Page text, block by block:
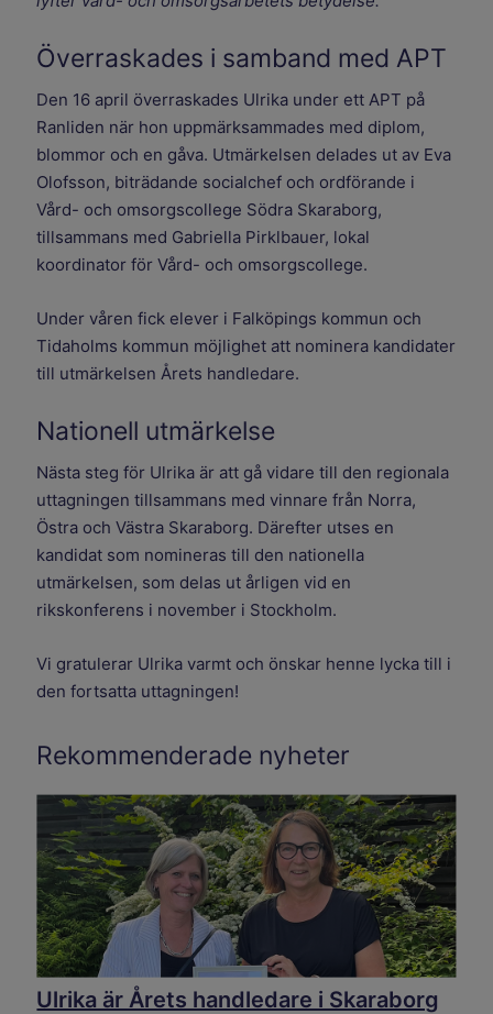
Överraskades i samband med APT
Den 16 april överraskades Ulrika under ett APT på
Ranliden när hon uppmärksammades med diplom,
blommor och en gåva. Utmärkelsen delades ut av Eva
Olofsson, biträdande socialchef och ordförande i
Vård- och omsorgscollege Södra Skaraborg,
tillsammans med Gabriella Pirklbauer, lokal
koordinator för Vård- och omsorgscollege.
Under våren fick elever i Falköpings kommun och
Tidaholms kommun möjlighet att nominera kandidater
till utmärkelsen Årets handledare.
Nationell utmärkelse
Nästa steg för Ulrika är att gå vidare till den regionala
uttagningen tillsammans med vinnare från Norra,
Östra och Västra Skaraborg. Därefter utses en
kandidat som nomineras till den nationella
utmärkelsen, som delas ut årligen vid en
rikskonferens i november i Stockholm.
Vi gratulerar Ulrika varmt och önskar henne lycka till i
den fortsatta uttagningen!
Rekommenderade nyheter
Ulrika är Årets handledare i Skaraborg